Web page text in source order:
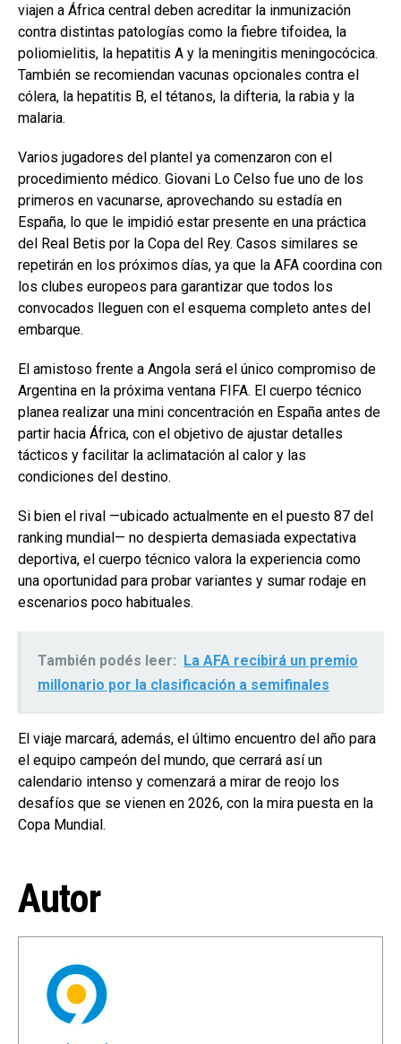
viajen a África central deben acreditar la inmunización
contra distintas patologías como la fiebre tifoidea, la
poliomielitis, la hepatitis A y la meningitis meningocócica.
También se recomiendan vacunas opcionales contra el
cólera, la hepatitis B, el tétanos, la difteria, la rabia y la
malaria.
Varios jugadores del plantel ya comenzaron con el
procedimiento médico. Giovani Lo Celso fue uno de los
primeros en vacunarse, aprovechando su estadía en
España, lo que le impidió estar presente en una práctica
del Real Betis por la Copa del Rey. Casos similares se
repetirán en los próximos días, ya que la AFA coordina con
los clubes europeos para garantizar que todos los
convocados lleguen con el esquema completo antes del
embarque.
El amistoso frente a Angola será el único compromiso de
Argentina en la próxima ventana FIFA. El cuerpo técnico
planea realizar una mini concentración en España antes de
partir hacia África, con el objetivo de ajustar detalles
tácticos y facilitar la aclimatación al calor y las
condiciones del destino.
Si bien el rival —ubicado actualmente en el puesto 87 del
ranking mundial— no despierta demasiada expectativa
deportiva, el cuerpo técnico valora la experiencia como
una oportunidad para probar variantes y sumar rodaje en
escenarios poco habituales.
También podés leer: La AFA recibirá un premio
millonario por la clasificación a semifinales
El viaje marcará, además, el último encuentro del año para
el equipo campeón del mundo, que cerrará así un
calendario intenso y comenzará a mirar de reojo los
desafíos que se vienen en 2026, con la mira puesta en la
Copa Mundial.
Autor